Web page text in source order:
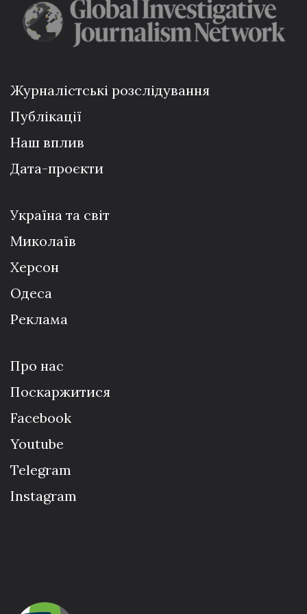
Журналістські розслідування
Публікації
Наш вплив
Дата-проєкти
Україна та світ
Миколаїв
Херсон
Одеса
Реклама
Про нас
Поскаржитися
Facebook
Youtube
Telegram
Instagram